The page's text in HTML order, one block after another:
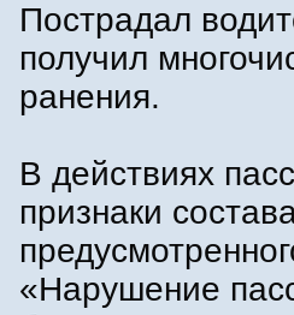
Пострадал
получил
ранения.
В действиях
признаки
«Нарушение